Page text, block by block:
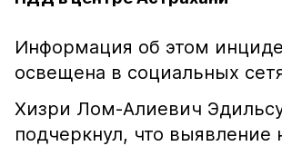
Информация об этом
освещена в социальных
Хизри Лом-Алиевич
подчеркнул, что выявление